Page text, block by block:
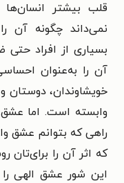
قلب بیشتر انسان‌ها
نمی‌داند چگونه آن
بسیاری از افراد حتی
آن را به‌عنوان
خویشاوندان، دوستان
وابسته است. اما عشق
راهی که بتوانم عشق
که اثر آن را برای‌تان
این شور عشق الهی